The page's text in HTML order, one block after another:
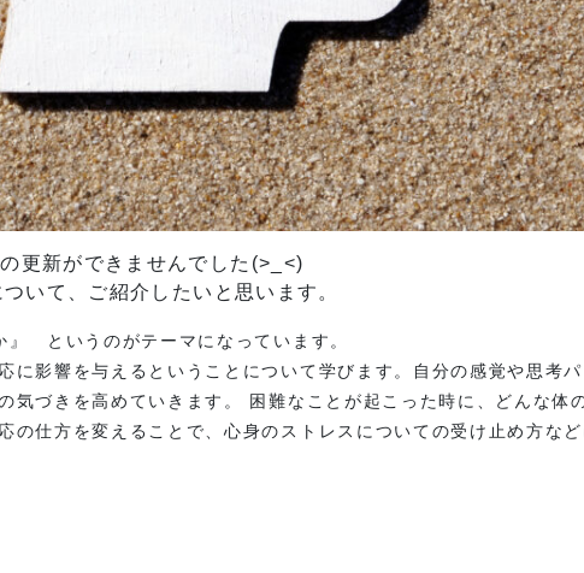
更新ができませんでした(>_<)
いて、ご紹介したいと思います。
』 というのがテーマになっています。
影響を与えるということについて学びます。自分の感覚や思考パ
気づきを高めていきます。 困難なことが起こった時に、どんな体
の仕方を変えることで、心身のストレスについての受け止め方な